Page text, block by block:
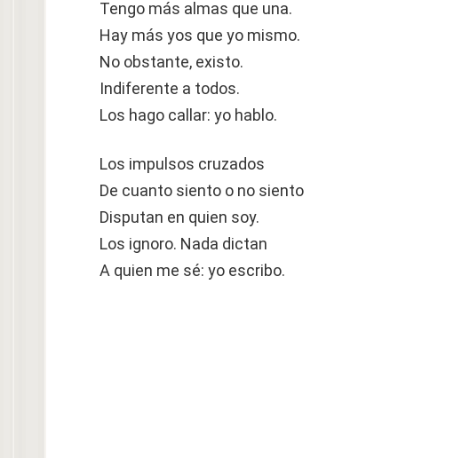
Tengo más almas que una.
Hay más yos que yo mismo.
No obstante, existo.
Indiferente a todos.
Los hago callar: yo hablo.
Los impulsos cruzados
De cuanto siento o no siento
Disputan en quien soy.
Los ignoro. Nada dictan
A quien me sé: yo escribo.